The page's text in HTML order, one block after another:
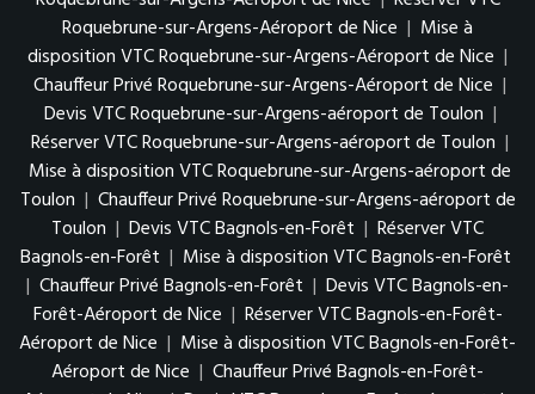
Roquebrune-sur-Argens-Aéroport de Nice | Mise à
disposition VTC Roquebrune-sur-Argens-Aéroport de Nice |
Chauffeur Privé Roquebrune-sur-Argens-Aéroport de Nice |
Devis VTC Roquebrune-sur-Argens-aéroport de Toulon |
Réserver VTC Roquebrune-sur-Argens-aéroport de Toulon |
Mise à disposition VTC Roquebrune-sur-Argens-aéroport de
Toulon | Chauffeur Privé Roquebrune-sur-Argens-aéroport de
Toulon | Devis VTC Bagnols-en-Forêt | Réserver VTC
Bagnols-en-Forêt | Mise à disposition VTC Bagnols-en-Forêt
| Chauffeur Privé Bagnols-en-Forêt | Devis VTC Bagnols-en-
Forêt-Aéroport de Nice | Réserver VTC Bagnols-en-Forêt-
Aéroport de Nice | Mise à disposition VTC Bagnols-en-Forêt-
Aéroport de Nice | Chauffeur Privé Bagnols-en-Forêt-